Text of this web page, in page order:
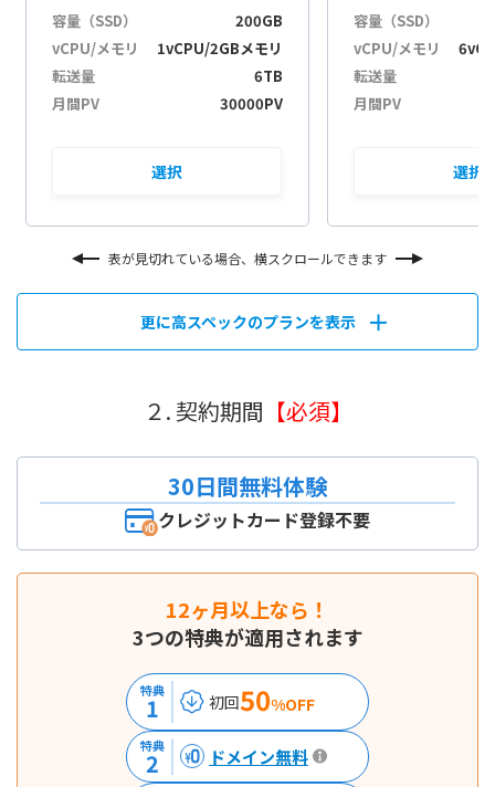
容量（SSD）
200GB
vCPU/メモリ
1vCPU/2GBメモリ
転送量
6TB
月間PV
30000PV
選択
容量（SSD）
vCPU/メモリ
転送量
月間PV
選択
表が見切れている場合、横スクロールできます
更に高スペックのプランを表示
２. 契約期間 【必須】
30日間無料体験
クレジットカード登録不要
12ヶ月以上なら！
3つの特典が適用されます
特典
1 初回50%OFF
特典
2 ドメイン無料